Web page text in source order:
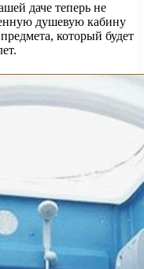
даче теперь не
душевую кабину
который будет